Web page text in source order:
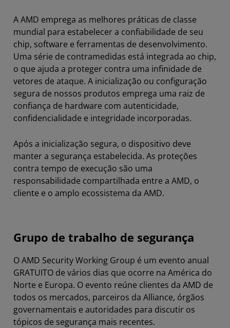
A AMD emprega as melhores práticas de classe
mundial para estabelecer a confiabilidade de seu
chip, software e ferramentas de desenvolvimento.
Uma série de contramedidas está integrada ao chip,
o que ajuda a proteger contra uma infinidade de
vetores de ataque. A inicialização ou configuração
segura de nossos produtos emprega uma raiz de
confiança de hardware com autenticidade,
confidencialidade e integridade incorporadas.
Após a inicialização segura, o dispositivo deve
manter a segurança estabelecida. As proteções
contra tempo de execução são uma
responsabilidade compartilhada entre a AMD, o
cliente e o amplo ecossistema da AMD.
Grupo de trabalho de segurança
O AMD Security Working Group é um evento anual
GRATUITO de vários dias que ocorre na América do
Norte e Europa. O evento reúne clientes da AMD de
todos os mercados, parceiros da Alliance, órgãos
governamentais e autoridades para discutir os
tópicos de segurança mais recentes.